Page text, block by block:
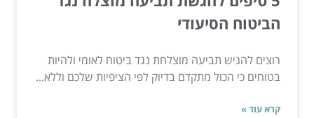
הביטוח הסיעודי
רוצים להגיש תביעה מוצלחת נגד ביטוח לאומי ולהיות
בטוחים כי הכול מתקדם בדיוק לפי הציפיות שלכם וללא...
קרא עוד »